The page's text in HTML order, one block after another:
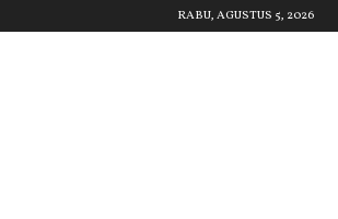
RABU, AGUSTUS 5, 2026